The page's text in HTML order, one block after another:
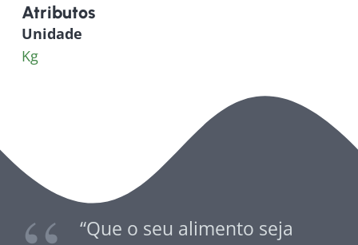
Atributos
Unidade
Kg
“Que o seu alimento seja